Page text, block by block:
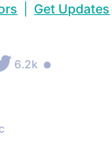
Get Updates
6.2k •